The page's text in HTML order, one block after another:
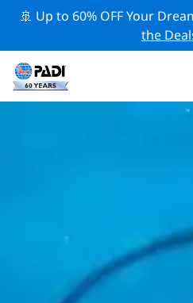
🚢 Up to 60% OFF Your
the